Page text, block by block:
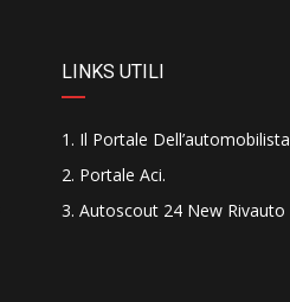
LINKS UTILI
Il Portale Dell’automobilista
Portale Aci.
Autoscout 24 New Rivauto